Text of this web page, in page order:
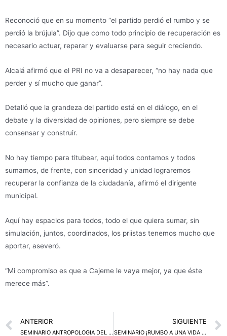
Reconoció que en su momento “el partido perdió el rumbo y se
perdió la brújula”. Dijo que como todo principio de recuperación es
necesario actuar, reparar y evaluarse para seguir creciendo.
Alcalá afirmó que el PRI no va a desaparecer, “no hay nada que
perder y sí mucho que ganar”.
Detalló que la grandeza del partido está en el diálogo, en el
debate y la diversidad de opiniones, pero siempre se debe
consensar y construir.
No hay tiempo para titubear, aquí todos contamos y todos
sumamos, de frente, con sinceridad y unidad lograremos
recuperar la confianza de la ciudadanía, afirmó el dirigente
municipal.
Aquí hay espacios para todos, todo el que quiera sumar, sin
simulación, juntos, coordinados, los priistas tenemos mucho que
aportar, aseveró.
“Mi compromiso es que a Cajeme le vaya mejor, ya que éste
merece más”.
Prev
ANTERIOR
SEMINARIO ANTROPOLOGIA DEL PODER.
SIGUIENTE
SEMINARIO ¡RUMBO A UNA VIDA DEMOCRÁTICA!